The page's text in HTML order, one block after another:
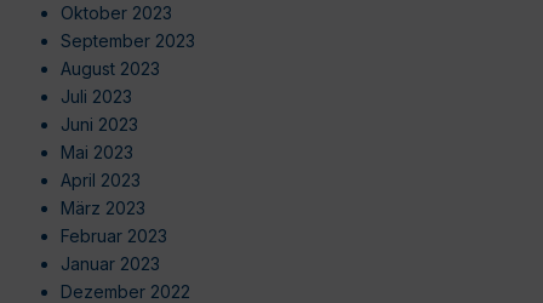
Oktober 2023
September 2023
August 2023
Juli 2023
Juni 2023
Mai 2023
April 2023
März 2023
Februar 2023
Januar 2023
Dezember 2022